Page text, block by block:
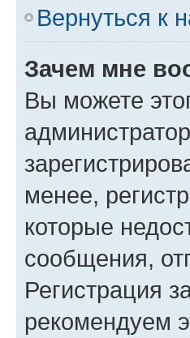
Вернуться к
Зачем мне
Вы можете
менее,
которые
сообщения,
Регистрация
рекомендуем